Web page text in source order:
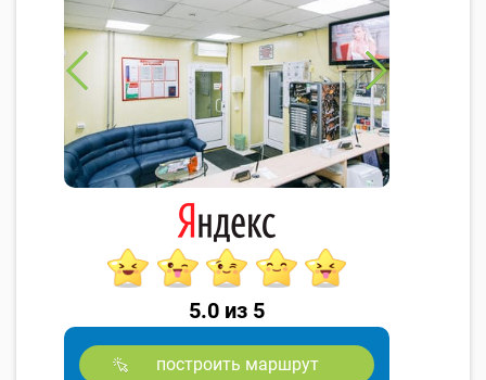
5.0 из 5
построить маршрут